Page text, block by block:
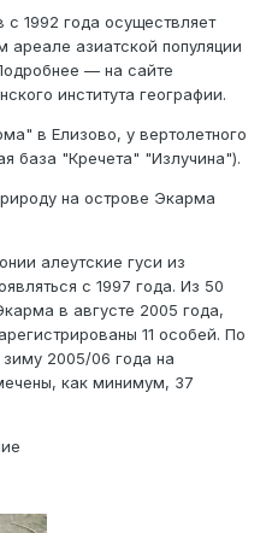
1992 года осуществляет
азиатской популяции
— на сайте
института географии.
в Елизово, у вертолетного
база "Кречета" "Излучина").
на острове Экарма
алеутские гуси из
с 1997 года. Из 50
в августе 2005 года,
11 особей. По
2005/06 года на
как минимум, 37